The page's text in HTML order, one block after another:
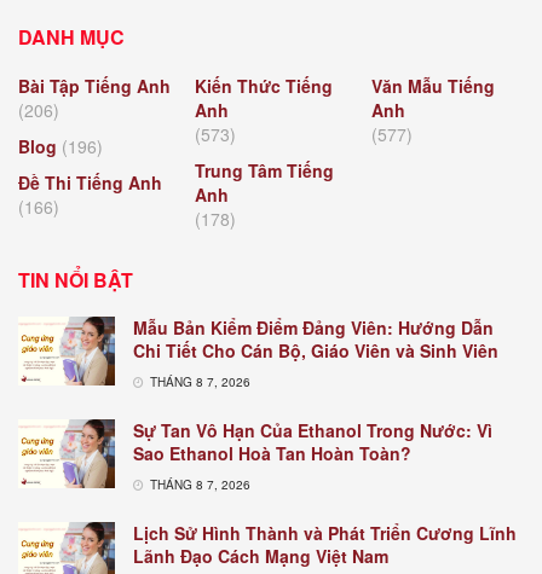
DANH MỤC
Bài Tập Tiếng Anh
(206)
Blog (196)
Đề Thi Tiếng Anh
(166)
Kiến Thức Tiếng
Anh
(573)
Trung Tâm Tiếng
Anh
(178)
Văn Mẫu Tiếng
Anh
(577)
TIN NỔI BẬT
Mẫu Bản Kiểm Điểm Đảng Viên: Hướng Dẫn
Chi Tiết Cho Cán Bộ, Giáo Viên và Sinh Viên
THÁNG 8 7, 2026
Sự Tan Vô Hạn Của Ethanol Trong Nước: Vì
Sao Ethanol Hoà Tan Hoàn Toàn?
THÁNG 8 7, 2026
Lịch Sử Hình Thành và Phát Triển Cương Lĩnh
Lãnh Đạo Cách Mạng Việt Nam